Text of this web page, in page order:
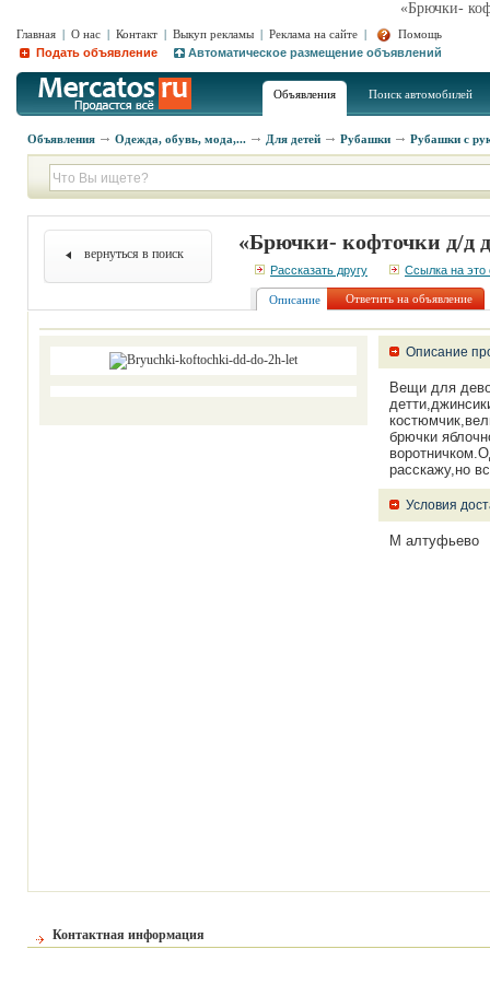
«Брючки-
Главная | О нас | Контакт | Выкуп рекламы | Реклама на сайте |
Помощь
Подать объявление
Автоматическое размещение объявлений
Объявления Поиск автомобилей
Объявления Одежда, обувь, мода,... Для детей Рубашки Рубашки с
вернуться в поиск «Брючки- кофточки д/д
Рассказать другу Ссылка на это
Описание Ответить на объявление
Описание
Вещи для
брючки
расскажу,но
Условия
М алтуфьево
Контактная информация